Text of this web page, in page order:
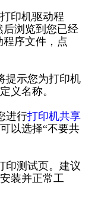
印机驱动程
后浏览到您已经
程序文件，点
提示您为打印机
义名称。
进行打印机共享
以选择“不要共
印测试页。建议
装并正常工